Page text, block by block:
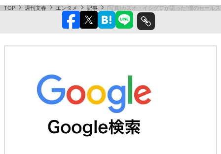
TOP 週刊文春 エンタメ 記事 [写真]カズオ・イシグロが語った“僕のセール